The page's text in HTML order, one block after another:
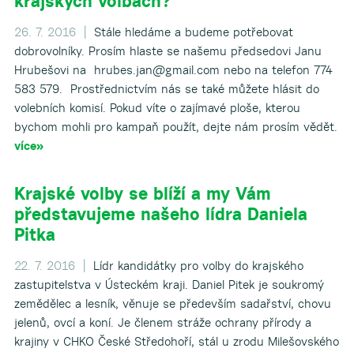
26. 7. 2016 |
Stále hledáme a budeme potřebovat
dobrovolníky. Prosím hlaste se našemu předsedovi Janu
Hrubešovi na hrubes.jan@gmail.com nebo na telefon 774
583 579. Prostřednictvím nás se také můžete hlásit do
volebních komisí. Pokud víte o zajímavé ploše, kterou
bychom mohli pro kampaň použít, dejte nám prosím vědět.
více»
Krajské volby se blíží a my Vám
představujeme našeho lídra Daniela
Pitka
22. 7. 2016 |
Lídr kandidátky pro volby do krajského
zastupitelstva v Ústeckém kraji. Daniel Pitek je soukromý
zemědělec a lesník, věnuje se především sadařství, chovu
jelenů, ovcí a koní. Je členem stráže ochrany přírody a
krajiny v CHKO České Středohoří, stál u zrodu Milešovského